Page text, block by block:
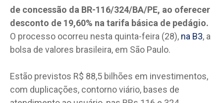
de concessão da BR-116/324/BA/PE, ao oferecer
desconto de 19,60% na tarifa básica de pedágio.
O processo ocorreu nesta quinta-feira (28), na B3, a
bolsa de valores brasileira, em São Paulo.
Estão previstos R$ 88,5 bilhões em investimentos,
com duplicações, contorno viário, bases de